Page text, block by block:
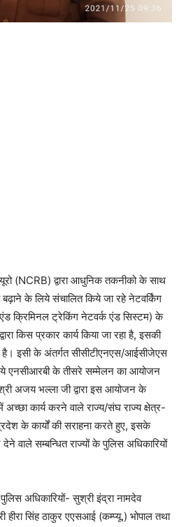
(NCRB) द्वारा आधुनिक तकनीको के साथ
बढ़ाने के लिये संचालित किये जा रहे नेटवर्किंग
क्रिमिनल ट्रेकिंग नेटवर्क एंड सिस्टम) के
किस प्रकार कार्य किया जा रहा है, इसकी
है। इसी के अंतर्गत सीसीटीएनएस/आईसीजेएस
एनसीआरबी के तीसरे सम्मेलन का आयोजन
अजय भल्ला जी द्वारा इस आयोजन के
कार्य करने वाले राज्य/संघ राज्य क्षेत्र-
के कार्यों की सराहना करते हुए, इसके
देने वाले सम्बन्धित राज्यों के पुलिस अधिकारियों
अधिकारियों- सुश्री इंद्रा नामदेव
हीरा सिंह ठाकुर एएसआई (कम्प्यू.) भोपाल तथा